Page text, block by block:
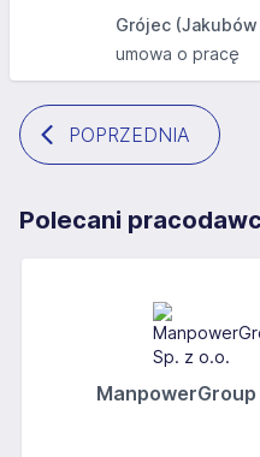
Grójec
umowa o pracę
POPRZEDNIA
Polecani
ManpowerGroup